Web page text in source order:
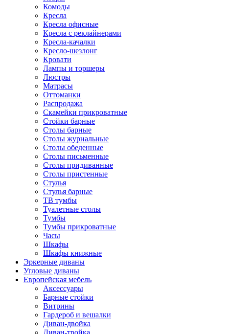
Комоды
Кресла
Кресла офисные
Кресла с реклайнерами
Кресла-качалки
Кресло-шезлонг
Кровати
Лампы и торшеры
Люстры
Матрасы
Оттоманки
Распродажа
Скамейки прикроватные
Стойки барные
Столы барные
Столы журнальные
Столы обеденные
Столы письменные
Столы придиванные
Столы пристенные
Стулья
Стулья барные
ТВ тумбы
Туалетные столы
Тумбы
Тумбы прикроватные
Часы
Шкафы
Шкафы книжные
Эркерные диваны
Угловые диваны
Европейская мебель
Аксессуары
Барные стойки
Витрины
Гардероб и вешалки
Диван-двойка
Диван-тройка